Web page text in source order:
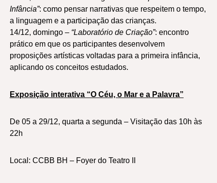
Infância”: como pensar narrativas que respeitem o tempo,
a linguagem e a participação das crianças.
14/12, domingo – “Laboratório de Criação”: encontro
prático em que os participantes desenvolvem
proposições artísticas voltadas para a primeira infância,
aplicando os conceitos estudados.
Exposição interativa “O Céu, o Mar e a Palavra”
De 05 a 29/12, quarta a segunda – Visitação das 10h às
22h
Local: CCBB BH – Foyer do Teatro II